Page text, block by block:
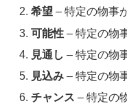
希望 – 特定の物事
可能性 – 特定の物
見通し – 特定の物
見込み – 特定の物
チャンス – 特定の